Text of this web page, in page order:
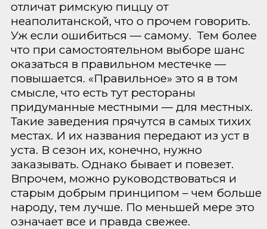
отличат римскую пиццу от
неаполитанской, что о прочем говорить.
Уж если ошибиться — самому. Тем более
что при самостоятельном выборе шанс
оказаться в правильном местечке —
повышается. «Правильное» это я в том
смысле, что есть тут рестораны
придуманные местными — для местных.
Такие заведения прячутся в самых тихих
местах. И их названия передают из уст в
уста. В сезон их, конечно, нужно
заказывать. Однако бывает и повезет.
Впрочем, можно руководствоваться и
старым добрым принципом – чем больше
народу, тем лучше. По меньшей мере это
означает все и правда свежее.